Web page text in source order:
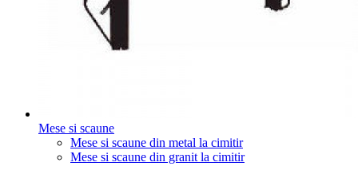
Mese si scaune
Mese si scaune din metal la cimitir
Mese si scaune din granit la cimitir